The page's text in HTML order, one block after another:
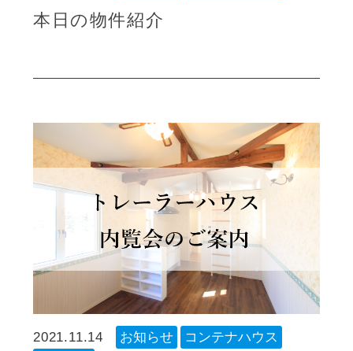
本日の物件紹介
2021.11.14 お知らせ
コンテナハウス